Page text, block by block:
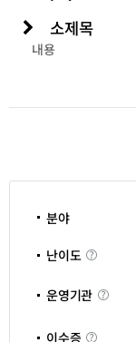
소제목
내용
분야
난이도 난
이
운영기관
이수증 이